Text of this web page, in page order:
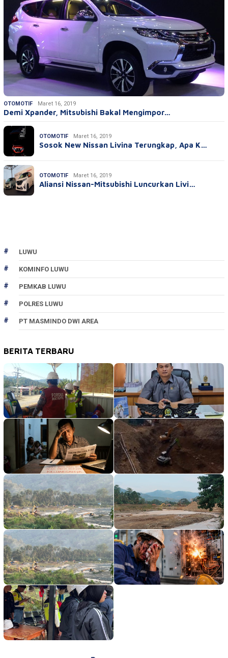
OTOMOTIF Maret 16, 2019
Demi Xpander, Mitsubishi Bakal Mengimpor…
OTOMOTIF Maret 16, 2019
Sosok New Nissan Livina Terungkap, Apa K…
OTOMOTIF Maret 16, 2019
Aliansi Nissan-Mitsubishi Luncurkan Livi…
LUWU
KOMINFO LUWU
PEMKAB LUWU
POLRES LUWU
PT MASMINDO DWI AREA
BERITA TERBARU